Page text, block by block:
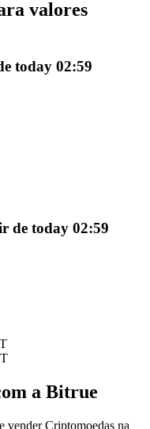
de copy trading
valores
today 02:59
de today 02:59
a Bitrue
vender Criptomoedas na